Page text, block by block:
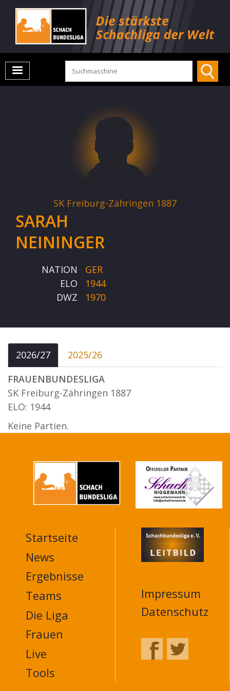
SK Freiburg-Zähringen 1887
SARAH
NEININGER
NATION
GER
ELO
1944
DWZ
1970
2026/27
2025/26
FRAUENBUNDESLIGA
SK Freiburg-Zähringen 1887
ELO: 1944
Keine Partien.
MAIN
NAVIGATION
FOOTER
Startseite
News
Ergebnisse
Teams
Die Liga
Frauen
Live
Tools
Impressum
Datenschutz